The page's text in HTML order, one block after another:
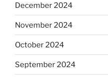
December 2024
November 2024
October 2024
September 2024